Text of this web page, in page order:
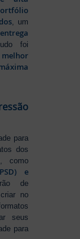
, um
entrega
foi
para
dos
como
e
de
no
seus
para